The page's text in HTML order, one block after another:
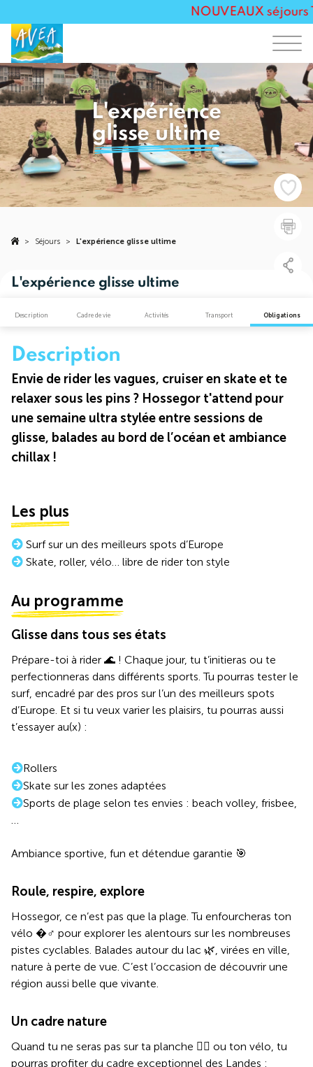
NOUVEAUX séjours
L'expérience
glisse ultime
> Séjours > L'expérience glisse ultime
L'expérience glisse ultime
Description Cadre de vie Activités Transport Obligations
Description
Envie de rider les vagues, cruiser en skate et te
relaxer sous les pins ? Hossegor t'attend pour
une semaine ultra stylée entre sessions de
glisse, balades au bord de l’océan et ambiance
chillax !
Les plus
Surf sur un des meilleurs spots d’Europe
Skate, roller, vélo… libre de rider ton style
Au programme
Glisse dans tous ses états
Prépare-toi à rider 🌊 ! Chaque jour, tu t’initieras ou te
perfectionneras dans différents sports. Tu pourras tester le
surf, encadré par des pros sur l’un des meilleurs spots
d’Europe. Et si tu veux varier les plaisirs, tu pourras aussi
t’essayer au(x) :
Rollers
Skate sur les zones adaptées
Sports de plage selon tes envies : beach volley, frisbee,
…
Ambiance sportive, fun et détendue garantie 🎯
Roule, respire, explore
Hossegor, ce n’est pas que la plage. Tu enfourcheras ton
vélo �♂️ pour explorer les alentours sur les nombreuses
pistes cyclables. Balades autour du lac 🌿, virées en ville,
nature à perte de vue. C’est l’occasion de découvrir une
région aussi belle que vivante.
Un cadre nature
Quand tu ne seras pas sur ta planche 🏄‍♂️ ou ton vélo, tu
pourras profiter du cadre exceptionnel des Landes :